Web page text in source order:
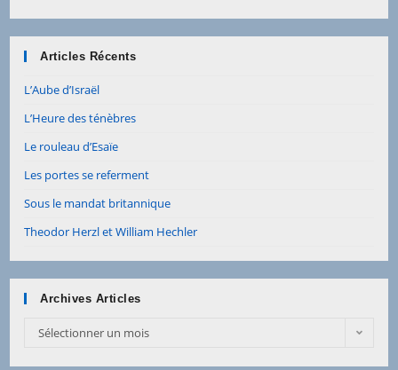
Articles Récents
L’Aube d’Israël
L’Heure des ténèbres
Le rouleau d’Esaïe
Les portes se referment
Sous le mandat britannique
Theodor Herzl et William Hechler
Archives Articles
Sélectionner un mois